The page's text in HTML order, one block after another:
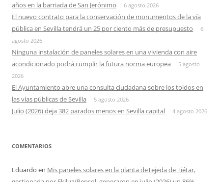
años en la barriada de San Jerónimo
6 agosto 2026
El nuevo contrato para la conservación de monumentos de la vía
pública en Sevilla tendrá un 25 por ciento más de presupuesto
6
agosto 2026
Ninguna instalación de paneles solares en una vivienda con aire
acondicionado podrá cumplir la futura norma europea
5 agosto
2026
El Ayuntamiento abre una consulta ciudadana sobre los toldos en
las vías públicas de Sevilla
5 agosto 2026
Julio (2026) deja 382 parados menos en Sevilla capital 4 agosto 2026
COMENTARIOS
Eduardo en Mis paneles solares en la planta deTejeda de Tiétar,